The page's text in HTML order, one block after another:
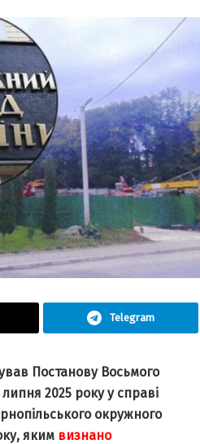
Telegram
Постанову Восьмого
липня 2025 року у справі
окружного
яким визнано